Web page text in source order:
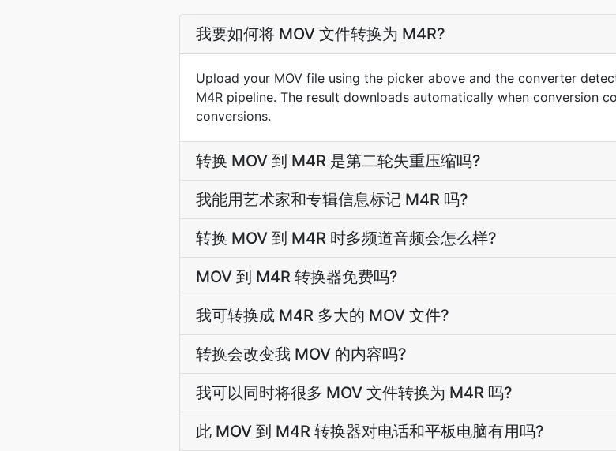
我要如何将 MOV 文件转换为 M4R?
Upload your MOV file using the picker above and the converter
M4R pipeline. The result downloads automatically when conversion
conversions.
转换 MOV 到 M4R 是第二轮失重压缩吗?
我能用艺术家和专辑信息标记 M4R 吗?
转换 MOV 到 M4R 时多频道音频会怎么样?
MOV 到 M4R 转换器免费吗?
我可转换成 M4R 多大的 MOV 文件?
转换会改变我 MOV 的内容吗?
我可以同时将很多 MOV 文件转换为 M4R 吗?
此 MOV 到 M4R 转换器对电话和平板电脑有用吗?